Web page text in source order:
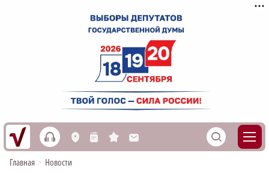
h L n s M S
Главная • Новости